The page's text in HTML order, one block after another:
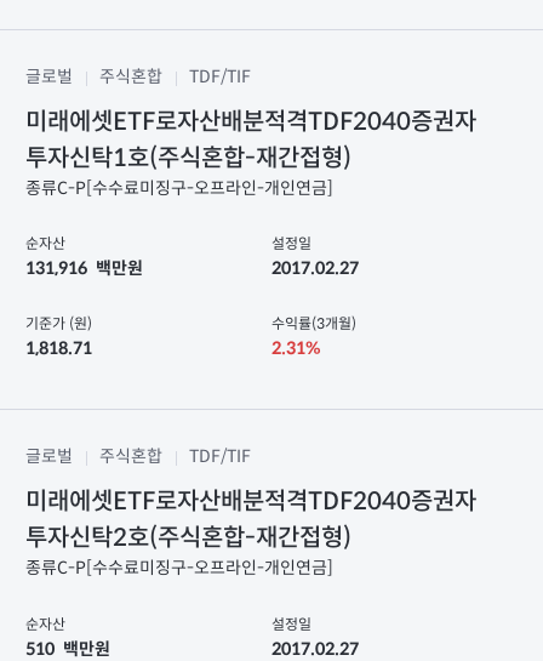
글로벌 주식혼합 TDF/TIF
미래에셋ETF로자산배분적격TDF2040증권자
투자신탁1호(주식혼합-재간접형)
종류C-P[수수료미징구-오프라인-개인연금]
순자산
131,916 백만원
설정일
2017.02.27
기준가 (원)
1,818.71
수익률(3개월)
2.31%
글로벌 주식혼합 TDF/TIF
미래에셋ETF로자산배분적격TDF2040증권자
투자신탁2호(주식혼합-재간접형)
종류C-P[수수료미징구-오프라인-개인연금]
순자산
510 백만원
설정일
2017.02.27